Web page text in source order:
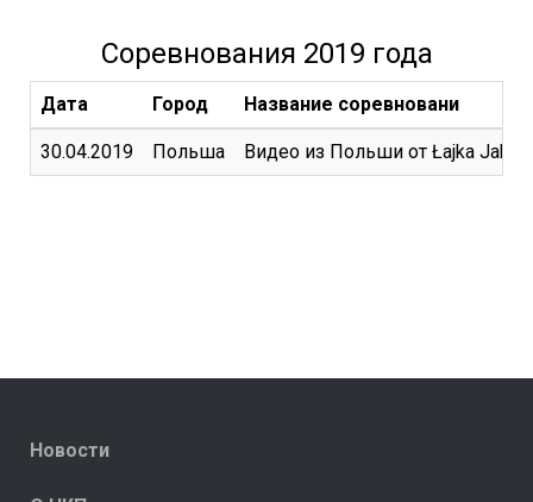
Соревнования 2019 года
Дата Город Название соревновани
30.04.2019 Польша Видео из Польши от Łajka
Новости